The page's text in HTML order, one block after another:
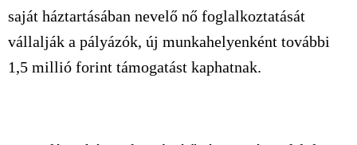
saját háztartásában nevelő nő foglalkoztatását
vállalják a pályázók, új munkahelyenként további
1,5 millió forint támogatást kaphatnak.